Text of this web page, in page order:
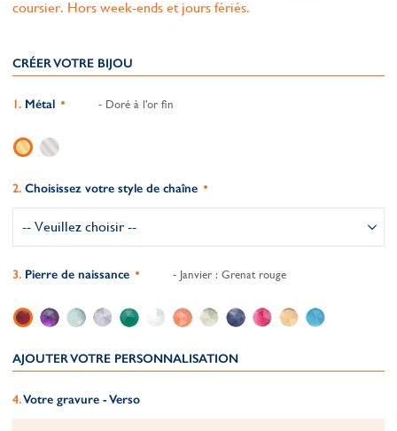
coursier. Hors week-ends et jours fériés.
CRÉER VOTRE BIJOU
Métal - Doré à l'or fin
Choisissez votre style de chaîne
Pierre de naissance - Janvier : Grenat rouge
AJOUTER VOTRE PERSONNALISATION
Votre gravure - Verso